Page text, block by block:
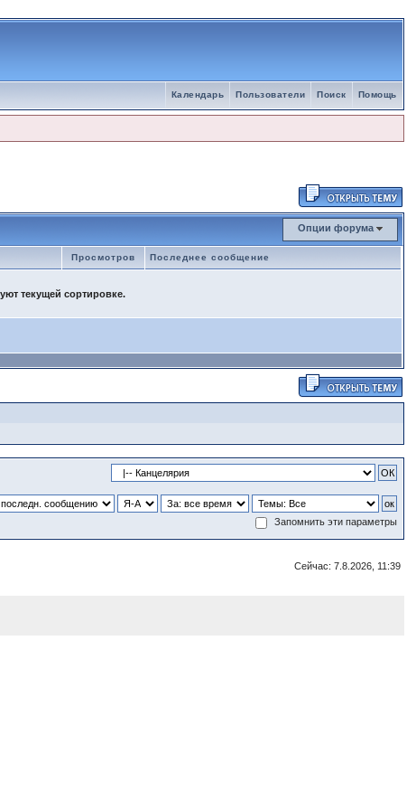
Помощь
Поиск
Пользователи
Календарь
Опции форума
Просмотров Последнее сообщение
текущей сортировке.
Запомнить эти параметры
Сейчас: 7.8.2026, 11:39